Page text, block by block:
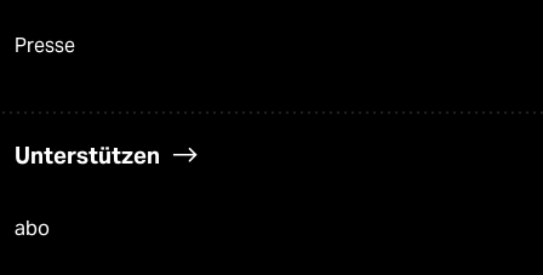
Presse
Unterstützen
abo